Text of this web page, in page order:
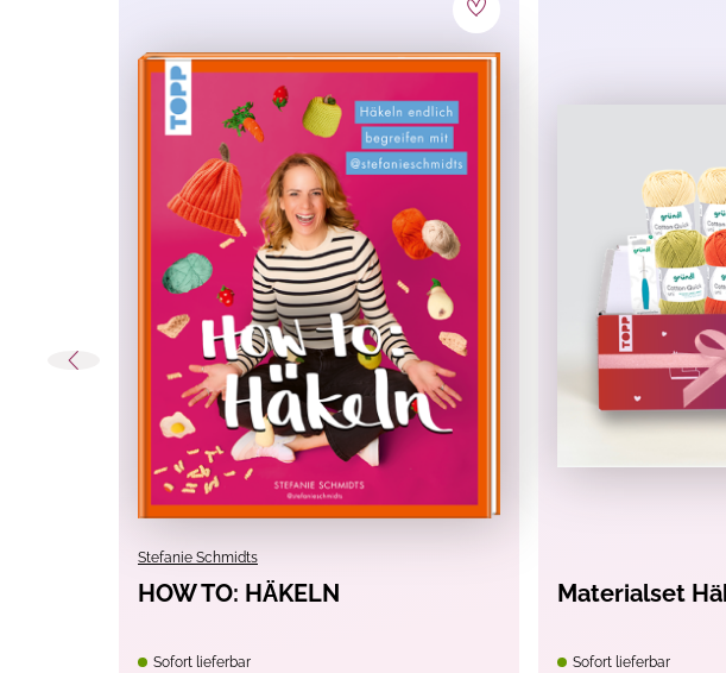
Stefanie Schmidts
HOW TO: HÄKELN
Sofort lieferbar
Materialset
Sofort lieferbar